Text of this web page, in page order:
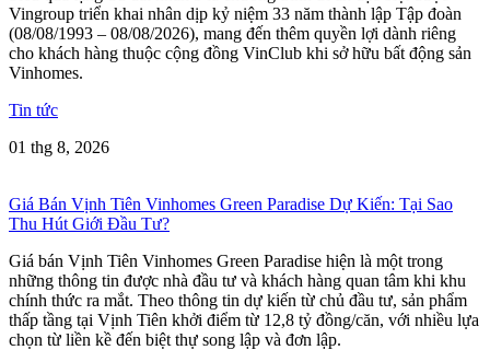
Vingroup triển khai nhân dịp kỷ niệm 33 năm thành lập Tập đoàn
(08/08/1993 – 08/08/2026), mang đến thêm quyền lợi dành riêng
cho khách hàng thuộc cộng đồng VinClub khi sở hữu bất động sản
Vinhomes.
Tin tức
01 thg 8, 2026
Giá Bán Vịnh Tiên Vinhomes Green Paradise Dự Kiến: Tại Sao
Thu Hút Giới Đầu Tư?
Giá bán Vịnh Tiên Vinhomes Green Paradise hiện là một trong
những thông tin được nhà đầu tư và khách hàng quan tâm khi khu
chính thức ra mắt. Theo thông tin dự kiến từ chủ đầu tư, sản phẩm
thấp tầng tại Vịnh Tiên khởi điểm từ 12,8 tỷ đồng/căn, với nhiều lựa
chọn từ liền kề đến biệt thự song lập và đơn lập.